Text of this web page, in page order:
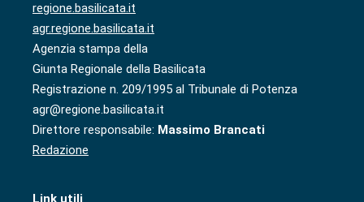
regione.basilicata.it
agr.regione.basilicata.it
Agenzia stampa della
Giunta Regionale della Basilicata
Registrazione n. 209/1995 al Tribunale di Potenza
agr@regione.basilicata.it
Direttore responsabile: Massimo Brancati
Redazione
Link utili